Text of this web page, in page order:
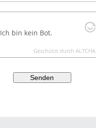
Ich bin kein Bot.
Geschützt durchALTCHA
Senden